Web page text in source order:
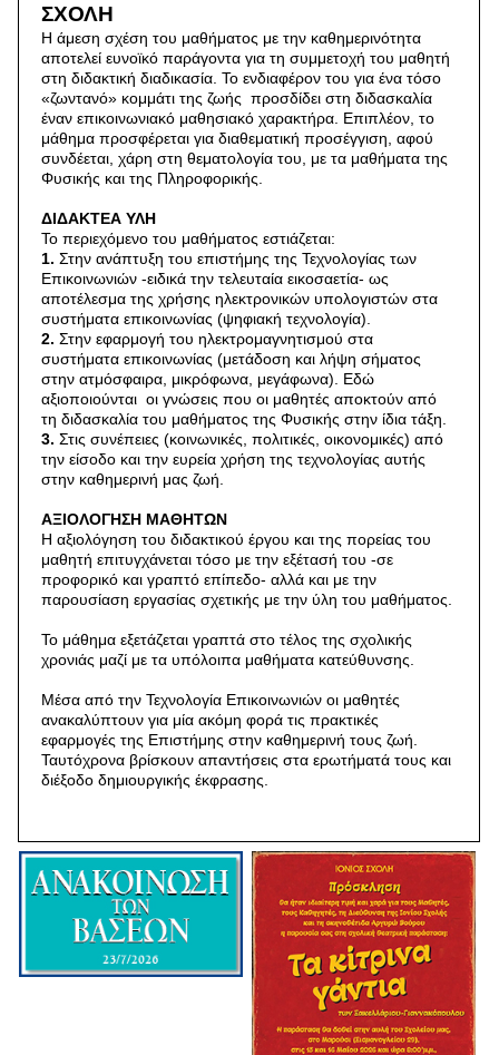
ΣΧΟΛΗ
Η άμεση σχέση του μαθήματος με την καθημερινότητα
αποτελεί ευνοϊκό παράγοντα για τη συμμετοχή του μαθητή
στη διδακτική διαδικασία. Το ενδιαφέρον του για ένα τόσο
«ζωντανό» κομμάτι της ζωής προσδίδει στη διδασκαλία
έναν επικοινωνιακό μαθησιακό χαρακτήρα. Επιπλέον, το
μάθημα προσφέρεται για διαθεματική προσέγγιση, αφού
συνδέεται, χάρη στη θεματολογία του, με τα μαθήματα της
Φυσικής και της Πληροφορικής.
ΔΙΔΑΚΤΕΑ ΥΛΗ
Το περιεχόμενο του μαθήματος εστιάζεται:
1. Στην ανάπτυξη του επιστήμης της Τεχνολογίας των
Επικοινωνιών -ειδικά την τελευταία εικοσαετία- ως
αποτέλεσμα της χρήσης ηλεκτρονικών υπολογιστών στα
συστήματα επικοινωνίας (ψηφιακή τεχνολογία).
2. Στην εφαρμογή του ηλεκτρομαγνητισμού στα
συστήματα επικοινωνίας (μετάδοση και λήψη σήματος
στην ατμόσφαιρα, μικρόφωνα, μεγάφωνα). Εδώ
αξιοποιούνται οι γνώσεις που οι μαθητές αποκτούν από
τη διδασκαλία του μαθήματος της Φυσικής στην ίδια τάξη.
3. Στις συνέπειες (κοινωνικές, πολιτικές, οικονομικές) από
την είσοδο και την ευρεία χρήση της τεχνολογίας αυτής
στην καθημερινή μας ζωή.
ΑΞΙΟΛΟΓΗΣΗ ΜΑΘΗΤΩΝ
Η αξιολόγηση του διδακτικού έργου και της πορείας του
μαθητή επιτυγχάνεται τόσο με την εξέτασή του -σε
προφορικό και γραπτό επίπεδο- αλλά και με την
παρουσίαση εργασίας σχετικής με την ύλη του μαθήματος.
Το μάθημα εξετάζεται γραπτά στο τέλος της σχολικής
χρονιάς μαζί με τα υπόλοιπα μαθήματα κατεύθυνσης.
Μέσα από την Τεχνολογία Επικοινωνιών οι μαθητές
ανακαλύπτουν για μία ακόμη φορά τις πρακτικές
εφαρμογές της Επιστήμης στην καθημερινή τους ζωή.
Ταυτόχρονα βρίσκουν απαντήσεις στα ερωτήματά τους και
διέξοδο δημιουργικής έκφρασης.